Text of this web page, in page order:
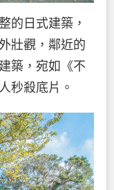
的日式建築，
壯觀，鄰近的
築，宛如《不
秒殺底片。